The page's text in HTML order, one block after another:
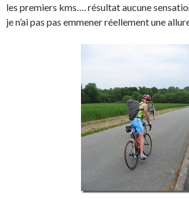
les premiers kms…. résultat aucune
je n’ai pas pas emmener réellement une